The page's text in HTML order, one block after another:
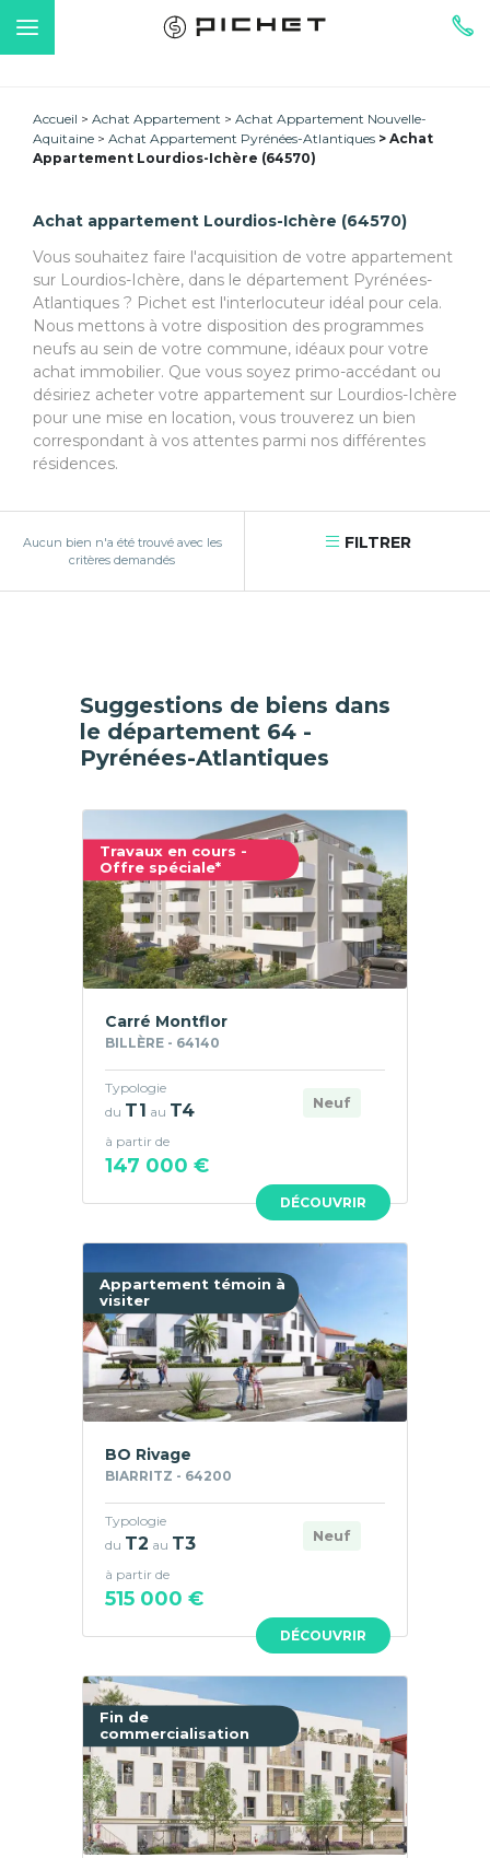
Accueil Achat Appartement
Achat Appartement Nouvelle-
Aquitaine
Achat Appartement Pyrénées-Atlantiques
Achat
Appartement Lourdios-Ichère (64570)
Achat appartement Lourdios-Ichère (64570)
Vous souhaitez faire l'acquisition de votre appartement
sur Lourdios-Ichère, dans le département Pyrénées-
Atlantiques ? Pichet est l'interlocuteur idéal pour cela.
Nous mettons à votre disposition des programmes
neufs au sein de votre commune, idéaux pour votre
achat immobilier. Que vous soyez primo-accédant ou
désiriez acheter votre appartement sur Lourdios-Ichère
pour une mise en location, vous trouverez un bien
correspondant à vos attentes parmi nos différentes
résidences.
Aucun bien n'a été trouvé avec les
critères demandés
FILTRER
Suggestions de biens dans
le département 64 -
Pyrénées-Atlantiques
Travaux en cours -
Offre spéciale*
DÉCOUVRIR
Carré Montflor
BILLÈRE - 64140
Neuf
Typologie
du T1 au T4
à partir de
147 000 €
Appartement témoin à
visiter
DÉCOUVRIR
BO Rivage
BIARRITZ - 64200
Neuf
Typologie
du T2 au T3
à partir de
515 000 €
Fin de
commercialisation